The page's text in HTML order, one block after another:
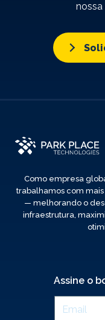
nossa
Como empresa
trabalhamos com
— melhorando o
infraestrutura,
Assine o